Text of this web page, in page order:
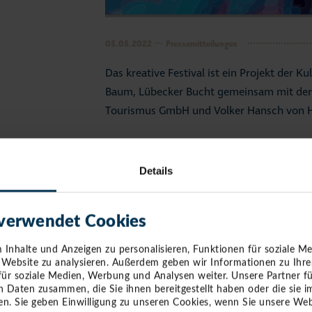
Details
Cookies
Inhalte und Anzeigen zu personalisieren, Funktionen für soziale
zu analysieren. Außerdem geben wir Informationen zu
soziale Medien, Werbung und Analysen weiter. Unsere Partner
Daten zusammen, die Sie ihnen bereitgestellt haben oder die sie
Sie geben Einwilligung zu unseren Cookies, wenn Sie unsere
Das kreative Festival ist ein Projekt der
Baum, Lübecker Bucht gemeinsam mit
Tourismus GmbH und Volker Hansch von
Zur Veranstaltung:
Am 15. Mai findet „Lübecker Bucht zeigt
aber auch überregionale Kunst- und
Gespräch mit Künstlern zu kommen,
besonderes Teil mit nach Hause zu
Über 70 Künstler/ -innen werden Indoor
Park ausstellen und Gäste haben